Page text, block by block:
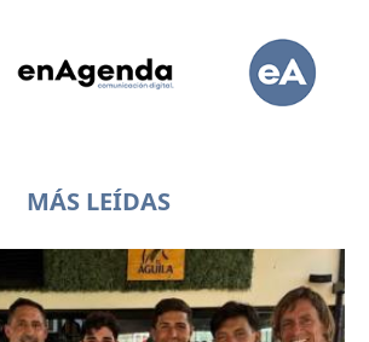
MÁS LEÍDAS